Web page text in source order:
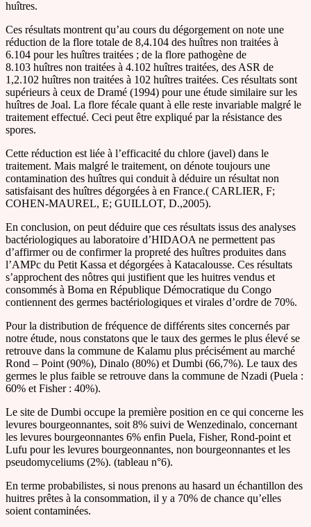
huîtres.
Ces résultats montrent qu’au cours du dégorgement on note une
réduction de la flore totale de 8,4.104 des huîtres non traitées à
6.104 pour les huîtres traitées ; de la flore pathogène de
8.103 huîtres non traitées à 4.102 huîtres traitées, des ASR de
1,2.102 huîtres non traitées à 102 huîtres traitées. Ces résultats sont
supérieurs à ceux de Dramé (1994) pour une étude similaire sur les
huîtres de Joal. La flore fécale quant à elle reste invariable malgré le
traitement effectué. Ceci peut être expliqué par la résistance des
spores.
Cette réduction est liée à l’efficacité du chlore (javel) dans le
traitement. Mais malgré le traitement, on dénote toujours une
contamination des huîtres qui conduit à déduire un résultat non
satisfaisant des huîtres dégorgées à en France.( CARLIER, F;
COHEN-MAUREL, E; GUILLOT, D.,2005).
En conclusion, on peut déduire que ces résultats issus des analyses
bactériologiques au laboratoire d’HIDAOA ne permettent pas
d’affirmer ou de confirmer la propreté des huîtres produites dans
l’AMPc du Petit Kassa et dégorgées à Katacalousse. Ces résultats
s’approchent des nôtres qui justifient que les huitres vendus et
consommés à Boma en République Démocratique du Congo
contiennent des germes bactériologiques et virales d’ordre de 70%.
Pour la distribution de fréquence de différents sites concernés par
notre étude, nous constatons que le taux des germes le plus élevé se
retrouve dans la commune de Kalamu plus précisément au marché
Rond – Point (90%), Dinalo (80%) et Dumbi (66,7%). Le taux des
germes le plus faible se retrouve dans la commune de Nzadi (Puela :
60% et Fisher : 40%).
Le site de Dumbi occupe la première position en ce qui concerne les
levures bourgeonnantes, soit 8% suivi de Wenzedinalo, concernant
les levures bourgeonnantes 6% enfin Puela, Fisher, Rond-point et
Lufu pour les levures bourgeonnantes, non bourgeonnantes et les
pseudomyceliums (2%). (tableau n°6).
En terme probabilistes, si nous prenons au hasard un échantillon des
huitres prêtes à la consommation, il y a 70% de chance qu’elles
soient contaminées.